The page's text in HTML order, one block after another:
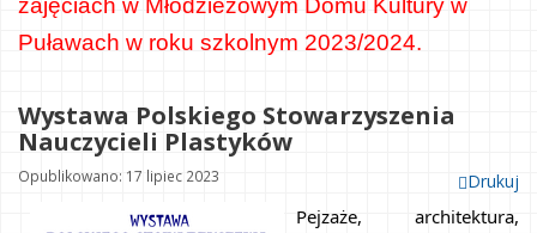
zajęciach w Młodzieżowym Domu Kultury w
Puławach w roku szkolnym 2023/2024.
Wystawa Polskiego Stowarzyszenia
Nauczycieli Plastyków
Drukuj
Opublikowano: 17 lipiec 2023
Pejzaże, architektura,